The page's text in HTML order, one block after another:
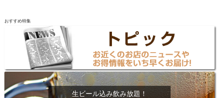
おすすめ特集
生ビール込み飲み放題！